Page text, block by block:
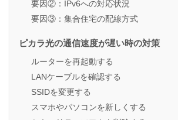
要因②：IPv6への対応状況
要因③：集合住宅の配線方式
ピカラ光の通信速度が遅い時の対策
ルーターを再起動する
LANケーブルを確認する
SSIDを変更する
スマホやパソコンを新しくする